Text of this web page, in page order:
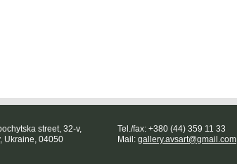
street, 32-v,
Ukraine, 04050
Tel./fax: +380 (44) 359 11 33
Mail: gallery.avsart@gmail.com